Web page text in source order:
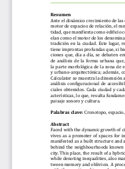
Resumen
Ante el dinámico crecimiento de
motor de espacios de relación, el
tidad, que manifiesta como edificio
elan como el motor de los
tradición  en  la  ciudad.  Este  lugar,
tiene improntas profundas que, si
ciones  que,  día  a  día,  se  debaten
de  análisis  de  la  forma  urbana
la parte morfológica de la zona de
y  urbano-arquitectónica;  además,
Calculator se muestra la dimensión
análisis configuracional de
ciales  obtenidos.  Cada  ciudad  y
acterísticas, lo que, resulta
paisaje sonoro y cultura.
Palabras clave: Cronotopo,
Abstract
Faced with the dynamic growth of
vives  as  a  promoter  of  spaces  for
manifested as a built structure and
behind  the  neighbourhoods  known
city. This place, the result of a
while denoting inequalities, also
tween memory and oblivion.  A